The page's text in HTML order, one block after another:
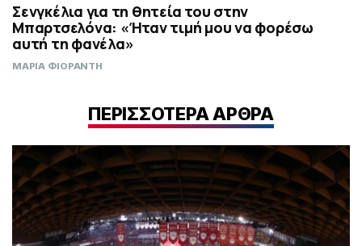
Σενγκέλια για τη θητεία του στην
Μπαρτσελόνα: «Ήταν τιμή μου να φορέσω
αυτή τη φανέλα»
ΜΑΡΙΑ ΦΙΟΡΑΝΤΗ
ΠΕΡΙΣΣΟΤΕΡΑ ΑΡΘΡΑ